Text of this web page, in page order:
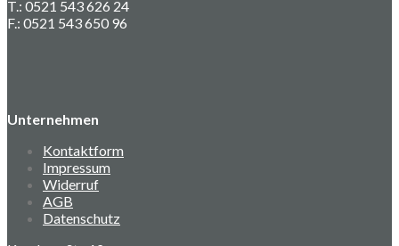
T.: 0521 543 626 24
F.: 0521 543 650 96
Unternehmen
Kontaktform
Impressum
Widerruf
AGB
Datenschutz